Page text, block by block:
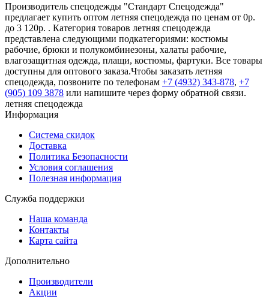
Производитель спецодежды "Стандарт Спецодежда"
предлагает купить оптом летняя спецодежда по ценам от 0р.
до 3 120р. . Категория товаров летняя спецодежда
представлена следующими подкатегориями: костюмы
рабочие, брюки и полукомбинезоны, халаты рабочие,
влагозащитная одежда, плащи, костюмы, фартуки. Все товары
доступны для оптового заказа.Чтобы заказать летняя
спецодежда, позвоните по телефонам +7 (4932) 343-878, +7
(905) 109 3878 или напишите через форму обратной связи.
летняя спецодежда
Информация
Система скидок
Доставка
Политика Безопасности
Условия соглашения
Полезная информация
Служба поддержки
Наша команда
Контакты
Карта сайта
Дополнительно
Производители
Акции